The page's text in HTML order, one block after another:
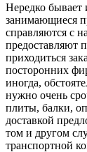
Нередко бывает
занимающиеся
справляются с
предоставляют
приходиться
посторонних
иногда,
нужно очень
плиты, балки,
доставкой
том и другом
транспортной